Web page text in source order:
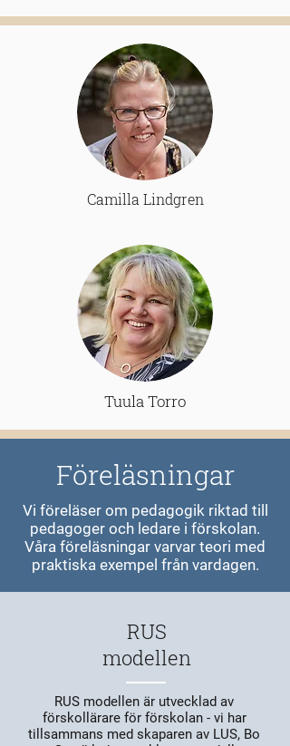
Camilla Lindgren
Tuula Torro
Föreläsningar
Vi föreläser om pedagogik riktad till
pedagoger och ledare i förskolan.
Våra föreläsningar varvar teori med
praktiska exempel från vardagen.
RUS
modellen
RUS modellen är utvecklad av
förskollärare för förskolan - vi har
tillsammans med skaparen av LUS, Bo